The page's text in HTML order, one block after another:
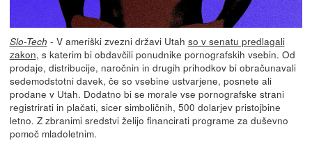
Slo-Tech - V ameriški zvezni državi Utah so v senatu predlagali
zakon, s katerim bi obdavčili ponudnike pornografskih vsebin. Od
prodaje, distribucije, naročnin in drugih prihodkov bi obračunavali
sedemodstotni davek, če so vsebine ustvarjene, posnete ali
prodane v Utah. Dodatno bi se morale vse pornografske strani
registrirati in plačati, sicer simboličnih, 500 dolarjev pristojbine
letno. Z zbranimi sredstvi želijo financirati programe za duševno
pomoč mladoletnim.